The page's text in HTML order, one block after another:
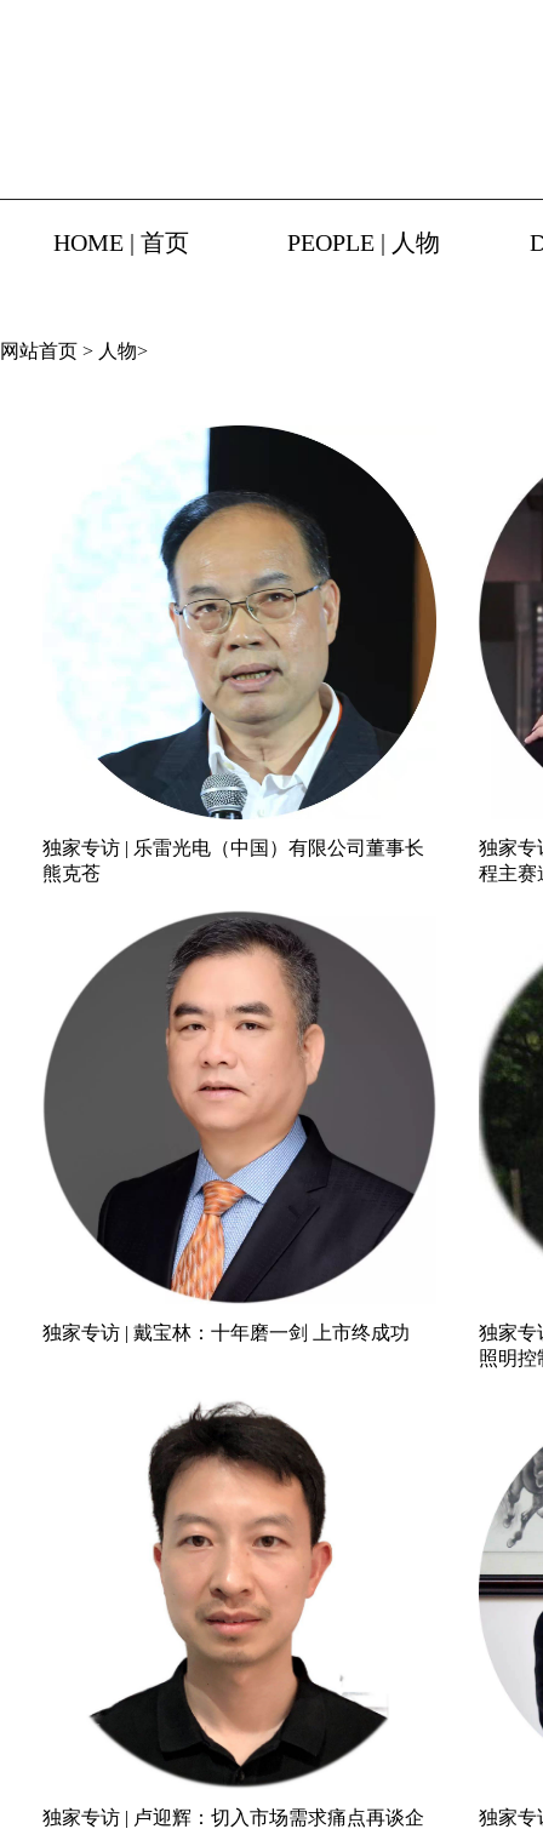
HOME | 首页 PEOPLE | 人物
网站首页 > 人物>
独家专访 | 乐雷光电（中国）有限公司董事长
熊克苍
独家专
程主赛
独家专访 | 戴宝林：十年磨一剑 上市终成功
独家专
照明控
独家专访 | 卢迎辉：切入市场需求痛点再谈企
独家专